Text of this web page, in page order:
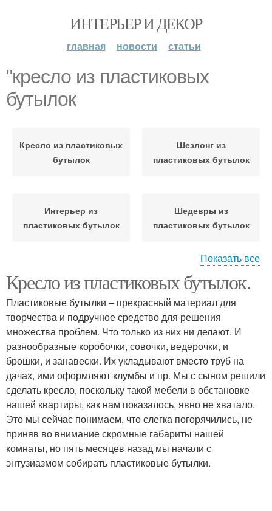
ИНТЕРЬЕР И ДЕКОР
главная новости статьи
"кресло из пластиковых
бутылок
Кресло из пластиковых
бутылок
Шезлонг из
пластиковых бутылок
Интерьер из
пластиковых бутылок
Шедевры из
пластиковых бутылок
бутылок
Мебели из пластиковых
бутылок
Мебель из пластиковых
бутылок
Бутылки от андрея
Показать все
Кресло из пластиковых бутылок.
Пластиковые бутылки – прекрасный материал для
творчества и подручное средство для решения
множества проблем. Что только из них ни делают. И
разнообразные коробочки, совочки, ведерочки, и
брошки, и занавески. Их укладывают вместо труб на
дачах, ими оформляют клумбы и пр. Мы с сыном решили
сделать кресло, поскольку такой мебели в обстановке
нашей квартиры, как нам показалось, явно не хватало.
Это мы сейчас понимаем, что слегка погорячились, не
приняв во внимание скромные габариты нашей
комнаты, но пять месяцев назад мы начали с
энтузиазмом собирать пластиковые бутылки.